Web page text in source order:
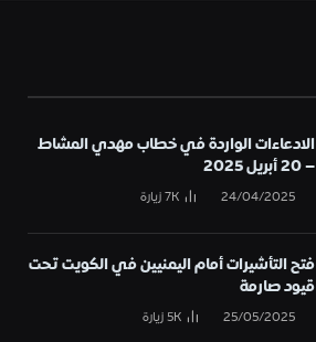
الادعاءات الواردة في خطاب مهدي المشاط
– 20 أبريل 2025
24/04/2025
7Kزيارة
فتح التأشيرات أمام اليمنيين في الكويت تحت
قيود صارمة
25/05/2025
5Kزيارة